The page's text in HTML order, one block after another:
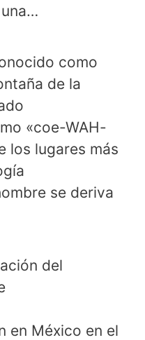
como
de la
«coe-WAH-
los lugares más
se deriva
del
en México en el